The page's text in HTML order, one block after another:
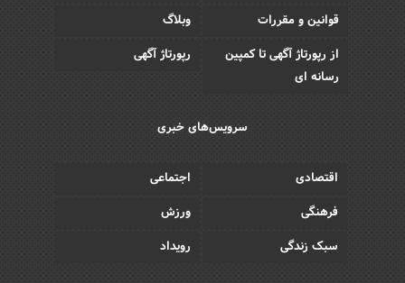
قوانین و مقررات
وبلاگ
از رپورتاژ آگهی تا کمپین
رسانه ای
رپورتاژ آگهی
سرویس‌های خبری
اقتصادی
اجتماعی
فرهنگی
ورزش
سبک زندگی
رویداد